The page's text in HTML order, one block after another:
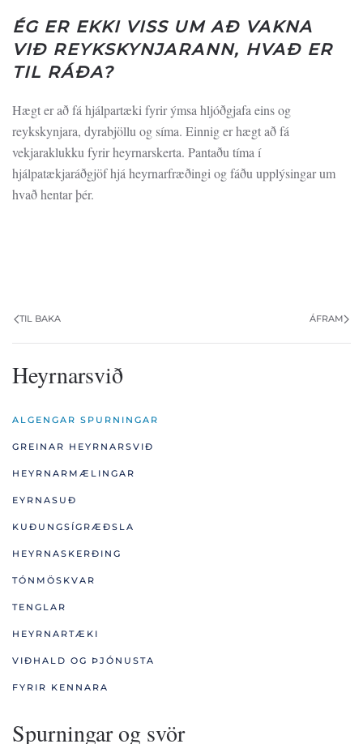
ÉG ER EKKI VISS UM AÐ VAKNA
VIÐ REYKSKYNJARANN, HVAÐ ER
TIL RÁÐA?
Hægt er að fá hjálpartæki fyrir ýmsa hljóðgjafa eins og
reykskynjara, dyrabjöllu og síma. Einnig er hægt að fá
vekjaraklukku fyrir heyrnarskerta. Pantaðu tíma í
hjálpatækjaráðgjöf hjá heyrnarfræðingi og fáðu upplýsingar um
hvað hentar þér.
TIL BAKA ÁFRAM
Heyrnarsvið
ALGENGAR SPURNINGAR
GREINAR HEYRNARSVIÐ
HEYRNARMÆLINGAR
EYRNASUÐ
KUÐUNGSÍGRÆÐSLA
HEYRNASKERÐING
TÓNMÖSKVAR
TENGLAR
HEYRNARTÆKI
VIÐHALD OG ÞJÓNUSTA
FYRIR KENNARA
Spurningar og svör